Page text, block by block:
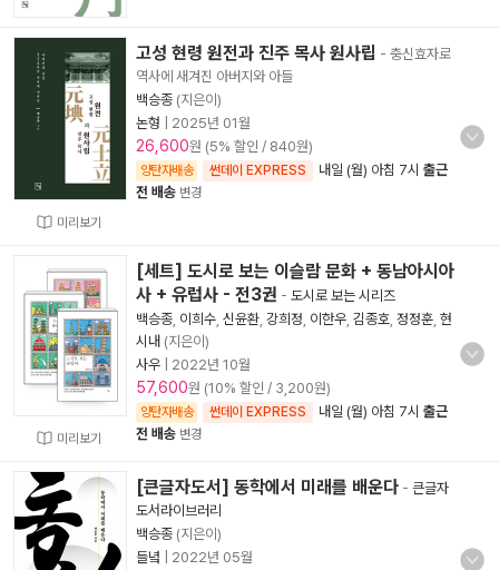
미리보기
고성 현령 원전과 진주 목사 원사립 - 충신효자로
역사에 새겨진 아버지와 아들
백승종 (지은이)
논형
2025년 01월
26,600원 (5% 할인 / 840원)
양탄자배송 썬데이 EXPRESS 내일 (월) 아침 7시 출근
전 배송 변경
미리보기
[세트] 도시로 보는 이슬람 문화 + 동남아시아
사 + 유럽사 - 전3권 - 도시로 보는 시리즈
백승종 이희수 신윤환 강희정 이한우 김종호 정정훈 현
시내 (지은이)
사우
2022년 10월
57,600원 (10% 할인 / 3,200원)
양탄자배송 썬데이 EXPRESS 내일 (월) 아침 7시 출근
전 배송 변경
[큰글자도서] 동학에서 미래를 배운다 - 큰글자
도서라이브러리
백승종 (지은이)
들녘
2022년 05월